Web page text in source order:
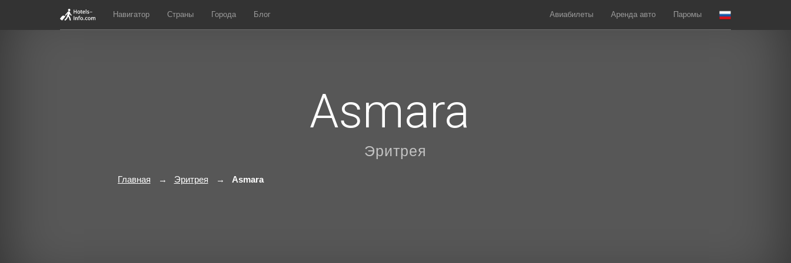
Навигатор Страны Города Блог Авиабилеты Аренда авто Паромы
Asmara
Эритрея
Главная Эритрея Asmara